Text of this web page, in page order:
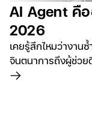
AI Agent คื
2026
เคยรู้สึกไหมว่างา
จินตนาการถึงผู้ช่วย
ซ้อนให้คุณได้โดยอัต
อ่านเพิ่มเติม